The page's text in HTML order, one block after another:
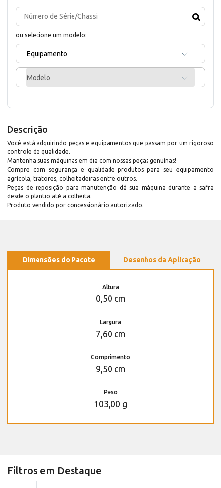
ou selecione um modelo:
Equipamento
Modelo
Descrição
Você está adquirindo peças e equipamentos que passam por um rigoroso
controle de qualidade.
Mantenha suas máquinas em dia com nossas peças genuínas!
Compre com segurança e qualidade produtos para seu equipamento
agrícola, tratores, colheitadeiras entre outros.
Peças de reposição para manutenção dá sua máquina durante a safra
desde o plantio até a colheita.
Produto vendido por concessionário autorizado.
Dimensões do Pacote Desenhos da Aplicação
Altura
0,50 cm
Largura
7,60 cm
Comprimento
9,50 cm
Peso
103,00 g
Filtros em Destaque